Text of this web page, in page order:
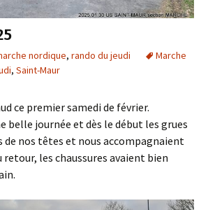
nordique, rando du jeudi
Marche
, Saint-Maur
ce premier samedi de février.
belle journée et dès le début les grues
de nos têtes et nous accompagnaient
retour, les chaussures avaient bien